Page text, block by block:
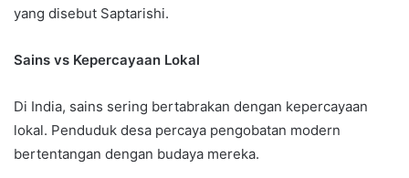
yang disebut Saptarishi.
Sains vs Kepercayaan Lokal
Di India, sains sering bertabrakan dengan kepercayaan
lokal. Penduduk desa percaya pengobatan modern
bertentangan dengan budaya mereka.